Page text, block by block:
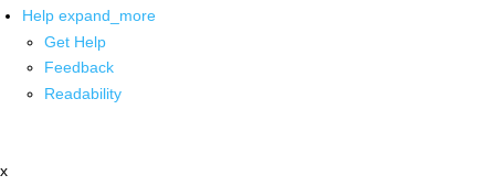
Help expand_more
Get Help
Feedback
Readability
x